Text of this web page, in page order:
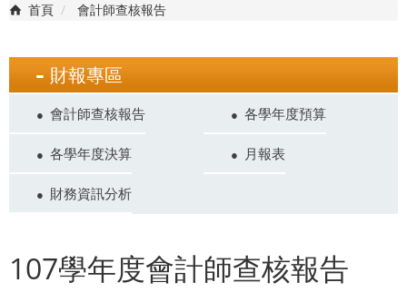
首頁 會計師查核報告
財報專區
會計師查核報告 各學年度預算
各學年度決算 月報表
財務資訊分析
107學年度會計師查核報告